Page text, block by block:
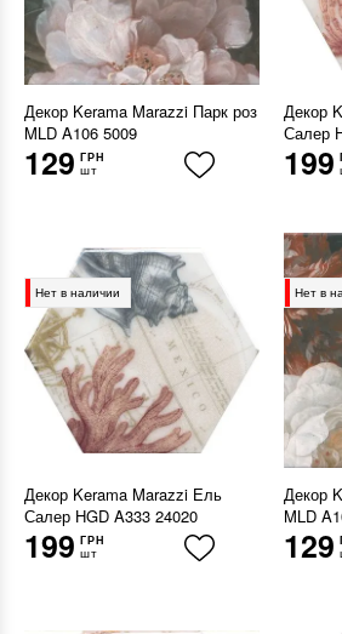
Декор Kerama Marazzi Парк роз
MLD A106 5009
129 ГРН
шт
Декор
Салер
199
Нет в наличии
Декор Kerama Marazzi Ель
Салер HGD A333 24020
199 ГРН
шт
Нет в
Декор
MLD
129